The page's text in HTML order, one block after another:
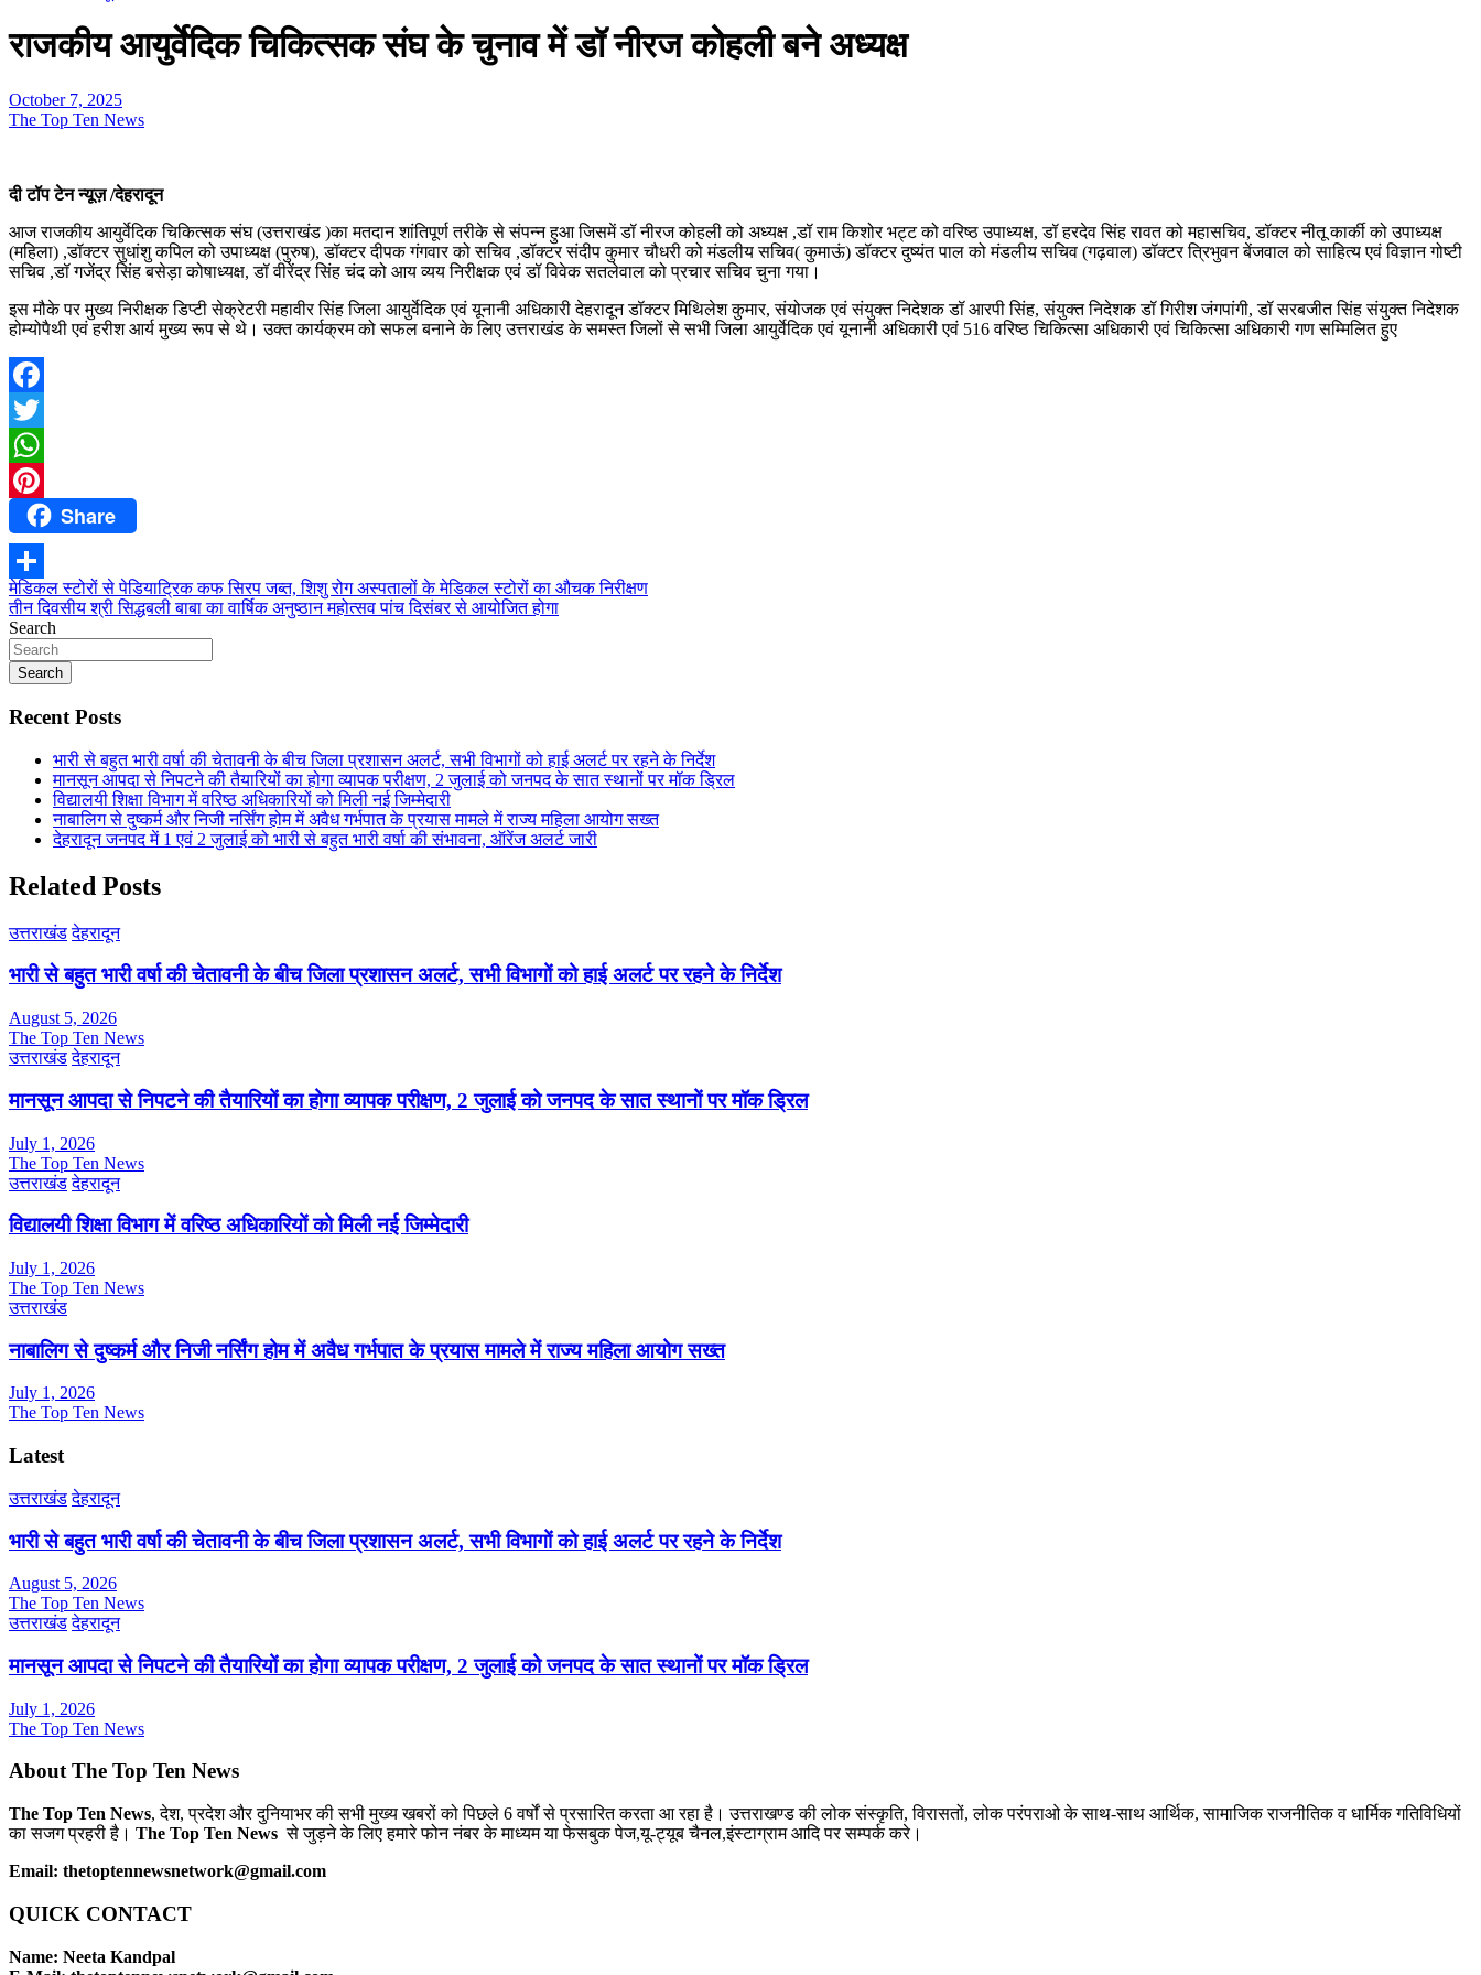
राजकीय आयुर्वेदिक चिकित्सक संघ के चुनाव में डॉ नीरज कोहली बने अध्यक्ष
October 7, 2025
The Top Ten News
दी टॉप टेन न्यूज़ /देहरादून
आज राजकीय आयुर्वेदिक चिकित्सक संघ (उत्तराखंड )का मतदान शांतिपूर्ण तरीके से संपन्न हुआ जिसमें डॉ नीरज कोहली को अध्यक्ष ,डॉ राम किशोर भट्ट को वरिष्ठ उपाध्यक्ष, डॉ हरदेव सिंह रावत को महासचिव, डॉक्टर नीतू कार्की को उपाध्यक्ष
(महिला) ,डॉक्टर सुधांशु कपिल को उपाध्यक्ष (पुरुष), डॉक्टर दीपक गंगवार को सचिव ,डॉक्टर संदीप कुमार चौधरी को मंडलीय सचिव( कुमाऊं) डॉक्टर दुष्यंत पाल को मंडलीय सचिव (गढ़वाल) डॉक्टर त्रिभुवन बेंजवाल को साहित्य एवं विज्ञान गोष्टी
सचिव ,डॉ गजेंद्र सिंह बसेड़ा कोषाध्यक्ष, डॉ वीरेंद्र सिंह चंद को आय व्यय निरीक्षक एवं डॉ विवेक सतलेवाल को प्रचार सचिव चुना गया।
इस मौके पर मुख्य निरीक्षक डिप्टी सेक्रेटरी महावीर सिंह जिला आयुर्वेदिक एवं यूनानी अधिकारी देहरादून डॉक्टर मिथिलेश कुमार, संयोजक एवं संयुक्त निदेशक डॉ आरपी सिंह, संयुक्त निदेशक डॉ गिरीश जंगपांगी, डॉ सरबजीत सिंह संयुक्त निदेशक
होम्योपैथी एवं हरीश आर्य मुख्य रूप से थे। उक्त कार्यक्रम को सफल बनाने के लिए उत्तराखंड के समस्त जिलों से सभी जिला आयुर्वेदिक एवं यूनानी अधिकारी एवं 516 वरिष्ठ चिकित्सा अधिकारी एवं चिकित्सा अधिकारी गण सम्मिलित हुए
Facebook
Twitter
WhatsApp
PinterestShare
Share
Post
navigation
मेडिकल स्टोरों से पेडियाट्रिक कफ सिरप जब्त, शिशु रोग अस्पतालों के मेडिकल स्टोरों का औचक निरीक्षण
तीन दिवसीय श्री सिद्धबली बाबा का वार्षिक अनुष्ठान महोत्सव पांच दिसंबर से आयोजित होगा
Search
Search
Recent Posts
भारी से बहुत भारी वर्षा की चेतावनी के बीच जिला प्रशासन अलर्ट, सभी विभागों को हाई अलर्ट पर रहने के निर्देश
मानसून आपदा से निपटने की तैयारियों का होगा व्यापक परीक्षण, 2 जुलाई को जनपद के सात स्थानों पर मॉक ड्रिल
विद्यालयी शिक्षा विभाग में वरिष्ठ अधिकारियों को मिली नई जिम्मेदारी
नाबालिग से दुष्कर्म और निजी नर्सिंग होम में अवैध गर्भपात के प्रयास मामले में राज्य महिला आयोग सख्त
देहरादून जनपद में 1 एवं 2 जुलाई को भारी से बहुत भारी वर्षा की संभावना, ऑरेंज अलर्ट जारी
Related Posts
उत्तराखंड देहरादून
भारी से बहुत भारी वर्षा की चेतावनी के बीच जिला प्रशासन अलर्ट, सभी विभागों को हाई अलर्ट पर रहने के निर्देश
August 5, 2026
The Top Ten News
उत्तराखंड देहरादून
मानसून आपदा से निपटने की तैयारियों का होगा व्यापक परीक्षण, 2 जुलाई को जनपद के सात स्थानों पर मॉक ड्रिल
July 1, 2026
The Top Ten News
उत्तराखंड देहरादून
विद्यालयी शिक्षा विभाग में वरिष्ठ अधिकारियों को मिली नई जिम्मेदारी
July 1, 2026
The Top Ten News
उत्तराखंड
नाबालिग से दुष्कर्म और निजी नर्सिंग होम में अवैध गर्भपात के प्रयास मामले में राज्य महिला आयोग सख्त
July 1, 2026
The Top Ten News
Latest
उत्तराखंड देहरादून
भारी से बहुत भारी वर्षा की चेतावनी के बीच जिला प्रशासन अलर्ट, सभी विभागों को हाई अलर्ट पर रहने के निर्देश
August 5, 2026
The Top Ten News
उत्तराखंड देहरादून
मानसून आपदा से निपटने की तैयारियों का होगा व्यापक परीक्षण, 2 जुलाई को जनपद के सात स्थानों पर मॉक ड्रिल
July 1, 2026
The Top Ten News
About The Top Ten News
The Top Ten News, देश, प्रदेश और दुनियाभर की सभी मुख्य खबरों को पिछले 6 वर्षों से प्रसारित करता आ रहा है। उत्तराखण्ड की लोक संस्कृति, विरासतों, लोक परंपराओ के साथ-साथ आर्थिक, सामाजिक राजनीतिक व धार्मिक गतिविधियों
का सजग प्रहरी है। The Top Ten News से जुड़ने के लिए हमारे फोन नंबर के माध्यम या फेसबुक पेज,यू-ट्यूब चैनल,इंस्टाग्राम आदि पर सम्पर्क करे।
Email: thetoptennewsnetwork@gmail.com
QUICK CONTACT
Name: Neeta Kandpal